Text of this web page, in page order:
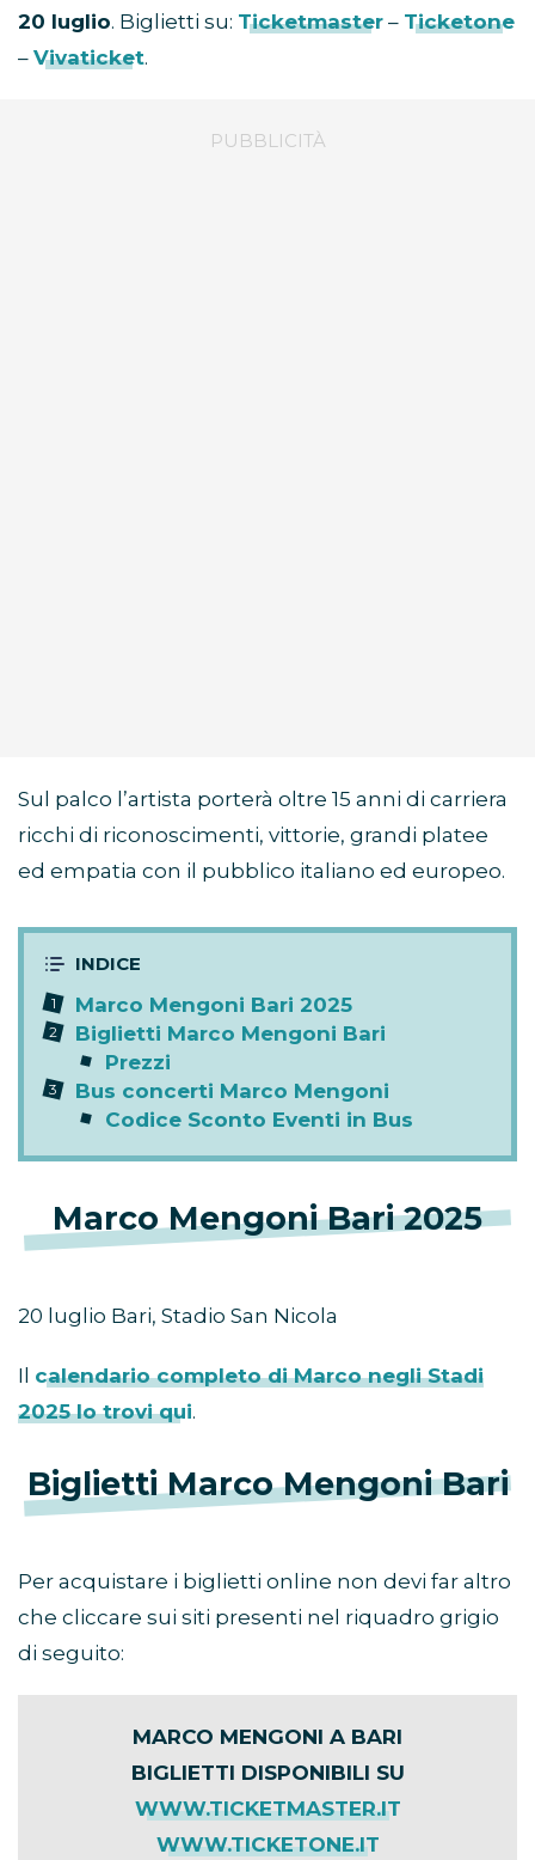
20 luglio. Biglietti su: Ticketmaster – Ticketone
– Vivaticket.
Sul palco l’artista porterà oltre 15 anni di carriera
ricchi di riconoscimenti, vittorie, grandi platee
ed empatia con il pubblico italiano ed europeo.
Marco Mengoni Bari 2025
Biglietti Marco Mengoni Bari
Prezzi
Bus concerti Marco Mengoni
Codice Sconto Eventi in Bus
Marco Mengoni Bari 2025
20 luglio Bari, Stadio San Nicola
Il calendario completo di Marco negli Stadi
2025 lo trovi qui.
Biglietti Marco Mengoni Bari
Per acquistare i biglietti online non devi far altro
che cliccare sui siti presenti nel riquadro grigio
di seguito:
MARCO MENGONI A BARI
BIGLIETTI DISPONIBILI SU
WWW.TICKETMASTER.IT
WWW.TICKETONE.IT